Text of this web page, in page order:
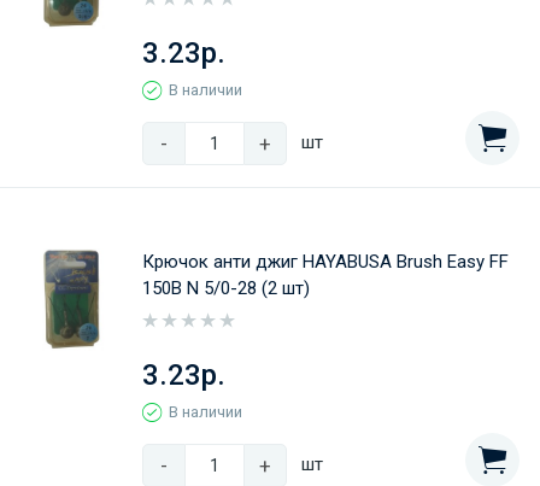
3.23р.
В наличии
- + шт
Крючок анти джиг HAYABUSA Brush Easy FF
150B N 5/0-28 (2 шт)
3.23р.
В наличии
- + шт